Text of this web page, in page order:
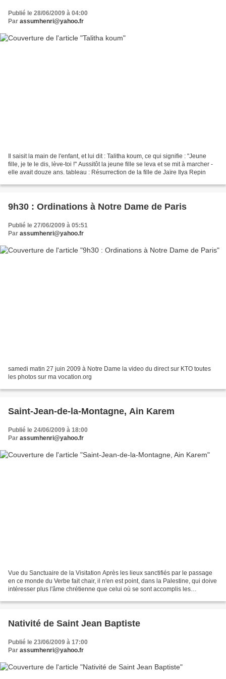
Publié le 28/06/2009 à 04:00
Par assumhenri@yahoo.fr
Il saisit la main de l'enfant, et lui dit : Talitha koum, ce qui signifie : "Jeune
fille, je te le dis, lève-toi !" Aussitôt la jeune fille se leva et se mit à marcher -
elle avait douze ans. tableau : Résurrection de la fille de Jaïre Ilya Repin
9h30 : Ordinations à Notre Dame de Paris
Publié le 27/06/2009 à 05:51
Par assumhenri@yahoo.fr
samedi matin 27 juin 2009 à Notre Dame la video du direct sur KTO toutes
les photos sur ma vocation.org
Saint-Jean-de-la-Montagne, Ain Karem
Publié le 24/06/2009 à 18:00
Par assumhenri@yahoo.fr
Vue du Sanctuaire de la Visitation Après les lieux sanctifiés par le passage
en ce monde du Verbe fait chair, il n'en est point, dans la Palestine, qui doive
intéresser plus l'âme chrétienne que celui où se sont accomplis les
Nativité de Saint Jean Baptiste
Publié le 23/06/2009 à 17:00
Par assumhenri@yahoo.fr